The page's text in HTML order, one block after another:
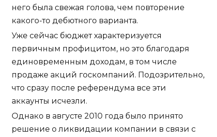
него была свежая голова, чем повторение
какого-то дебютного варианта.
Уже сейчас бюджет характеризуется
первичным профицитом, но это благодаря
единовременным доходам, в том числе
продаже акций госкомпаний. Подозрительно,
что сразу после референдума все эти
аккаунты исчезли.
Однако в августе 2010 года было принято
решение о ликвидации компании в связи с